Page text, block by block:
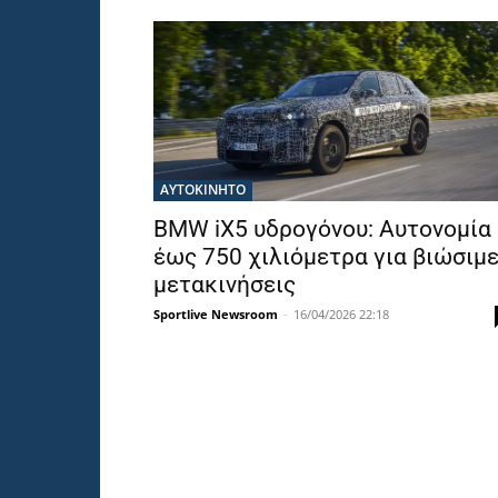
ΑΥΤΟΚΙΝΗΤΟ
BMW iX5 υδρογόνου: Αυτονομία
έως 750 χιλιόμετρα για
μετακινήσεις
Sportlive Newsroom - 16/04/2026 22:18